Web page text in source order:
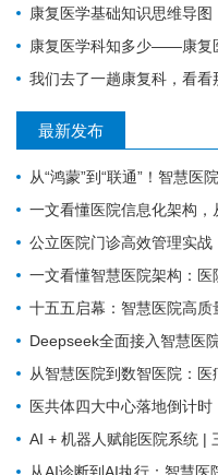
康复医学基础知识思维导图
康复医学科知多少——康复
我们去了一趟康复科，看看
最新发布
从“鸿蒙”到“联通”！智慧医
一文看懂医院信息化架构
公立医院门诊高效管理实战：从“
一文看懂智慧医院架构：医院信息化的七大系统 + 五大主
十五五启幕：智慧医院高质量发展新征程—— 新一代 HIS/
Deepseek全面接入智慧医
从智慧医院到数智医院：
医共体四大中心落地倒计时
AI + 机器人赋能医院系统 | 三级医院评
从AI诊断到AI执行：智慧